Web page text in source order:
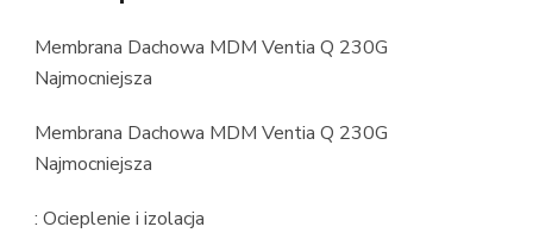
Membrana Dachowa MDM Ventia Q 230G
Najmocniejsza
Membrana Dachowa MDM Ventia Q 230G
Najmocniejsza
: Ocieplenie i izolacja